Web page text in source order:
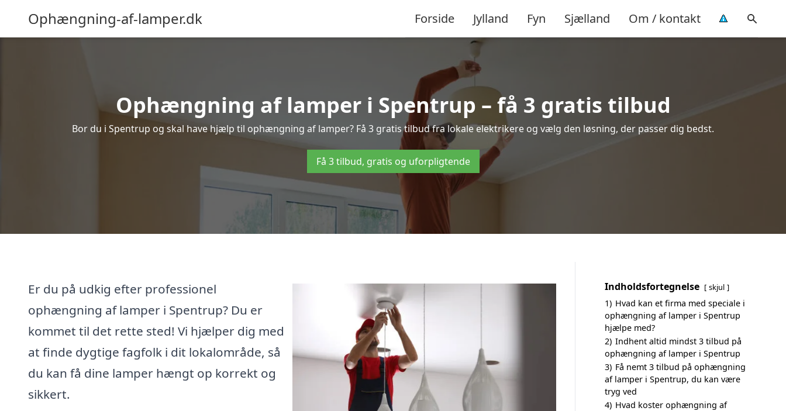
Ophængning-af-lamper.dk Forside Jylland Fyn Sjælland Om / kontakt
Ophængning af lamper i Spentrup – få 3 gratis tilbud
Bor du i Spentrup og skal have hjælp til ophængning af lamper? Få 3 gratis tilbud fra lokale elektrikere og vælg den løsning, der passer dig bedst.
Få 3 tilbud, gratis og uforpligtende
Er du på udkig efter professionel
ophængning af lamper i Spentrup? Du er
kommet til det rette sted! Vi hjælper dig med
at finde dygtige fagfolk i dit lokalområde, så
du kan få dine lamper hængt op korrekt og
sikkert.
Indholdsfortegnelse skjul
1) Hvad kan et firma med speciale i
ophængning af lamper i Spentrup
hjælpe med?
2) Indhent altid mindst 3 tilbud på
ophængning af lamper i Spentrup
3) Få nemt 3 tilbud på ophængning
af lamper i Spentrup, du kan være
tryg ved
4) Hvad koster ophængning af